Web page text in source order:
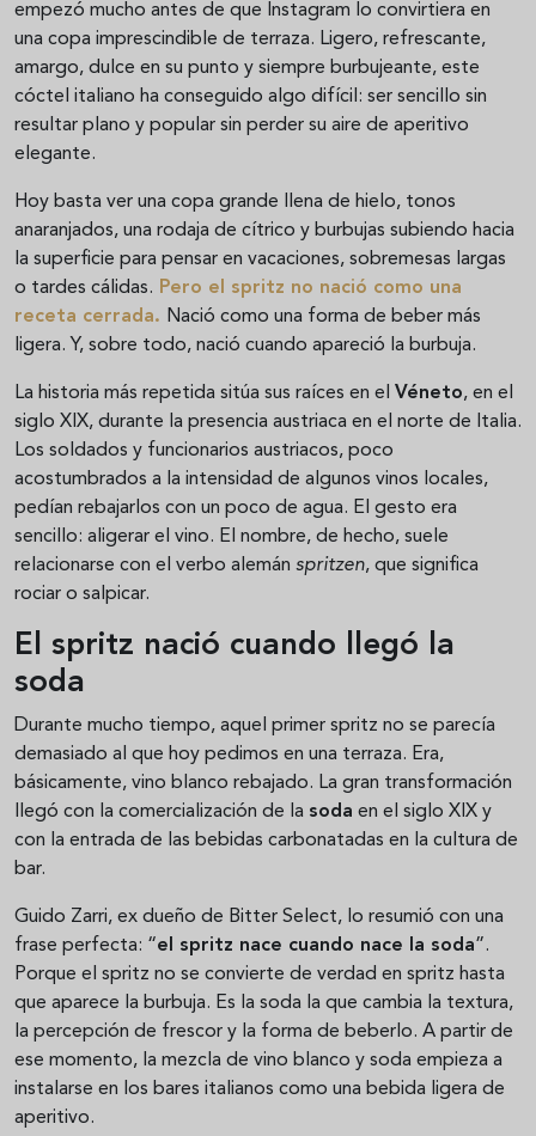
empezó mucho antes de que Instagram lo convirtiera en
una copa imprescindible de terraza. Ligero, refrescante,
amargo, dulce en su punto y siempre burbujeante, este
cóctel italiano ha conseguido algo difícil: ser sencillo sin
resultar plano y popular sin perder su aire de aperitivo
elegante.
Hoy basta ver una copa grande llena de hielo, tonos
anaranjados, una rodaja de cítrico y burbujas subiendo hacia
la superficie para pensar en vacaciones, sobremesas largas
o tardes cálidas. Pero el spritz no nació como una
receta cerrada. Nació como una forma de beber más
ligera. Y, sobre todo, nació cuando apareció la burbuja.
La historia más repetida sitúa sus raíces en el Véneto, en el
siglo XIX, durante la presencia austriaca en el norte de Italia.
Los soldados y funcionarios austriacos, poco
acostumbrados a la intensidad de algunos vinos locales,
pedían rebajarlos con un poco de agua. El gesto era
sencillo: aligerar el vino. El nombre, de hecho, suele
relacionarse con el verbo alemán spritzen, que significa
rociar o salpicar.
El spritz nació cuando llegó la
soda
Durante mucho tiempo, aquel primer spritz no se parecía
demasiado al que hoy pedimos en una terraza. Era,
básicamente, vino blanco rebajado. La gran transformación
llegó con la comercialización de la soda en el siglo XIX y
con la entrada de las bebidas carbonatadas en la cultura de
bar.
Guido Zarri, ex dueño de Bitter Select, lo resumió con una
frase perfecta: “el spritz nace cuando nace la soda”.
Porque el spritz no se convierte de verdad en spritz hasta
que aparece la burbuja. Es la soda la que cambia la textura,
la percepción de frescor y la forma de beberlo. A partir de
ese momento, la mezcla de vino blanco y soda empieza a
instalarse en los bares italianos como una bebida ligera de
aperitivo.